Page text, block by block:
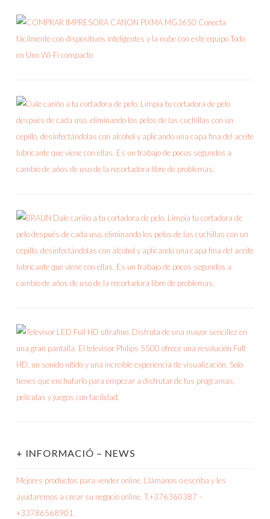
+ INFORMACIÓ – NEWS
Mejores productos para vender online. Llámanos o escriba y les
ayudaremos a crear su negocio online. T.+376360387 –
+33786568901.